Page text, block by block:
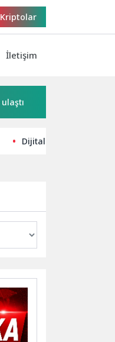
Kriptolar
İletişim
Buca’da kadınlar
Dijital Pazarlama